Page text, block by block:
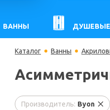
ВАННЫ
Каталог Ванны
Производитель: Byon